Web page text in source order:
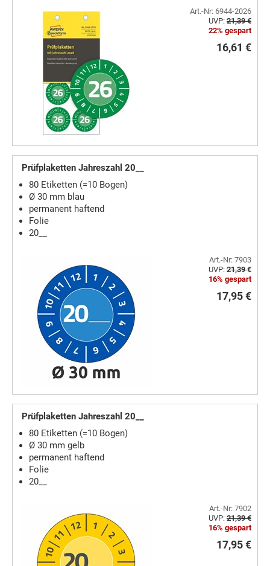
Art.-Nr: 6944-2026
UVP: 21,39 €
22% gespart
16,61 €
Prüfplaketten Jahreszahl 20__
80 Etiketten (=10 Bogen)
Ø 30 mm blau
permanent haftend
Folie
20__
Art.-Nr: 7903
UVP: 21,39 €
16% gespart
17,95 €
Prüfplaketten Jahreszahl 20__
80 Etiketten (=10 Bogen)
Ø 30 mm gelb
permanent haftend
Folie
20__
Art.-Nr: 7902
UVP: 21,39 €
16% gespart
17,95 €